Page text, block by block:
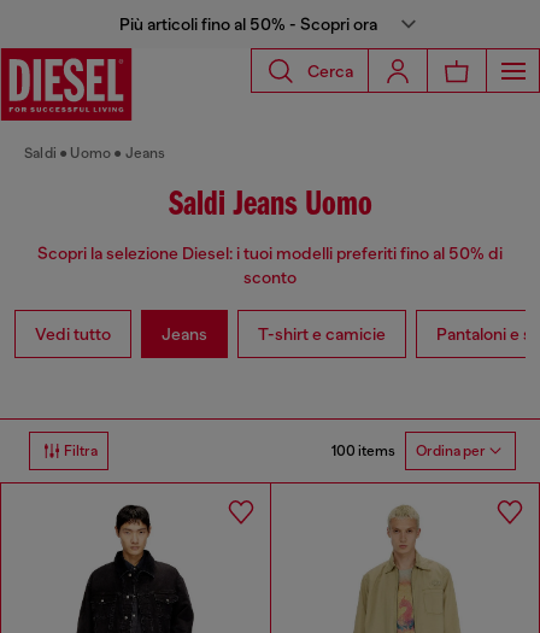
Più articoli fino al 50% - Scopri ora
Cerca
Saldi Uomo Jeans
Saldi Jeans Uomo
Scopri la selezione Diesel: i tuoi modelli preferiti fino al 50% di
sconto
Vedi tutto Jeans T-shirt e camicie Pantaloni e
Filtra 100 items Ordina per